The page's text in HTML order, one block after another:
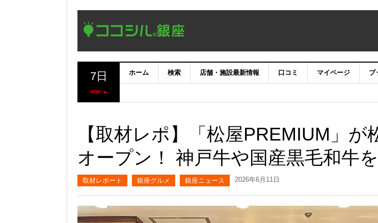
7日
NEW!
ホーム 検索 店舗・施設最新情報 口コミ マイページ ブ
【取材レポ】「松屋PREMIUM」が
オープン！ 神戸牛や国産黒毛和牛
取材レポート 銀座グルメ 銀座ニュース 2026年6月11日